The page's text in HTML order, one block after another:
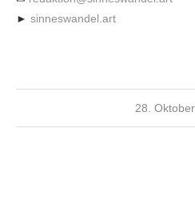
► sinneswandel.art
28.